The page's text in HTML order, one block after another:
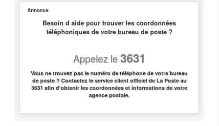
Annonce
Besoin d aide pour trouver les coordonnées
téléphoniques de votre bureau de poste ?
Appelez le3631
Vous ne trouvez pas le numéro de téléphone de votre bureau
de poste ? Contactez le service client officiel de La Poste au
3631 afin d’obtenir les coordonnées et informations de votre
agence postale.